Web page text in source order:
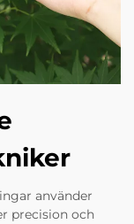
använder
precision och